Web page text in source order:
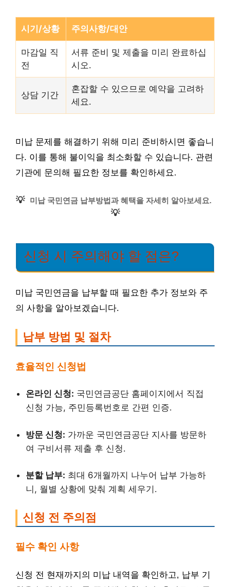
시기/상황 주의사항/대안
마감일 직
전
서류 준비 및 제출을 미리 완료하십
시오.
상담 기간
혼잡할 수 있으므로 예약을 고려하
세요.
미납 문제를 해결하기 위해 미리 준비하시면 좋습니
다. 이를 통해 불이익을 최소화할 수 있습니다. 관련
기관에 문의해 필요한 정보를 확인하세요.
💡 미납 국민연금 납부방법과 혜택을 자세히 알아보세요.
💡
신청 시 주의해야 할 점은?
미납 국민연금을 납부할 때 필요한 추가 정보와 주
의 사항을 알아보겠습니다.
납부 방법 및 절차
효율적인 신청법
온라인 신청: 국민연금공단 홈페이지에서 직접
신청 가능, 주민등록번호로 간편 인증.
방문 신청: 가까운 국민연금공단 지사를 방문하
여 구비서류 제출 후 신청.
분할 납부: 최대 6개월까지 나누어 납부 가능하
니, 월별 상황에 맞춰 계획 세우기.
신청 전 주의점
필수 확인 사항
신청 전 현재까지의 미납 내역을 확인하고, 납부 기